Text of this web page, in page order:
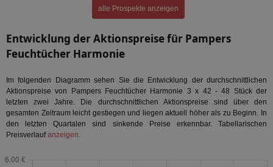
alle Prospekte anzeigen
Entwicklung der Aktionspreise für Pampers
Feuchtücher Harmonie
Im folgenden Diagramm sehen Sie die Entwicklung der durchschnittlichen
Aktionspreise von Pampers Feuchtücher Harmonie 3 x 42 - 48 Stück der
letzten zwei Jahre. Die durchschnittlichen Aktionspreise sind über den
gesamten Zeitraum leicht gestiegen und liegen aktuell höher als zu Beginn. In
den letzten Quartalen sind sinkende Preise erkennbar. Tabellarischen
Preisverlaufanzeigen.